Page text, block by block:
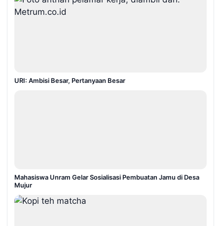
URI: Ambisi Besar, Pertanyaan Besar
Mahasiswa Unram Gelar Sosialisasi Pembuatan Jamu di Desa
Mujur